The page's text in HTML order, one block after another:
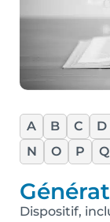
A B C D
N
O P Q
Dispositif,